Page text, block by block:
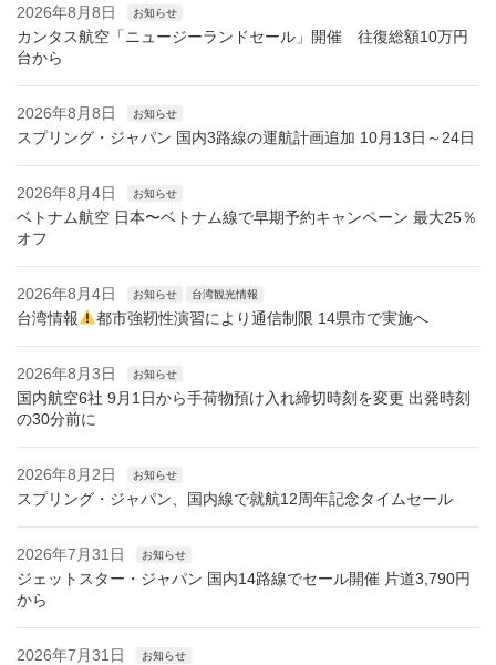
2026年8月8日 お知らせ
カンタス航空「ニュージーランドセール」開催 往復総額10万円
台から
2026年8月8日 お知らせ
スプリング・ジャパン 国内3路線の運航計画追加 10月13日～24日
2026年8月4日 お知らせ
ベトナム航空 日本〜ベトナム線で早期予約キャンペーン 最大25％
オフ
2026年8月4日 お知らせ 台湾観光情報
台湾情報 都市強靭性演習により通信制限 14県市で実施へ
2026年8月3日 お知らせ
国内航空6社 9月1日から手荷物預け入れ締切時刻を変更 出発時刻
の30分前に
2026年8月2日 お知らせ
スプリング・ジャパン、国内線で就航12周年記念タイムセール
2026年7月31日 お知らせ
ジェットスター・ジャパン 国内14路線でセール開催 片道3,790円
から
2026年7月31日 お知らせ